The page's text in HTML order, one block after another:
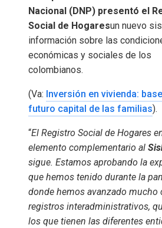
Nacional (DNP) presentó el
Social de Hogaresun nuevo
información sobre las
económicas y sociales de los
colombianos.
(Va: Inversión en vivienda:
futuro capital de las familias).
“El Registro Social de Hogares
elemento complementario al
sigue. Estamos aprobando la
que hemos tenido durante la
donde hemos avanzado mucho
registros interadministrativos,
los que tienen las diferentes